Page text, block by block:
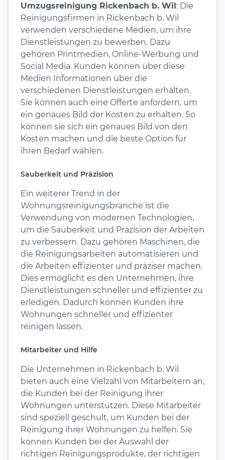
Umzugsreinigung Rickenbach b. Wil: Die
Reinigungsfirmen in Rickenbach b. Wil
verwenden verschiedene Medien, um ihre
Dienstleistungen zu bewerben. Dazu
gehören Printmedien, Online-Werbung und
Social Media. Kunden können über diese
Medien Informationen über die
verschiedenen Dienstleistungen erhalten.
Sie können auch eine Offerte anfordern, um
ein genaues Bild der Kosten zu erhalten. So
können sie sich ein genaues Bild von den
Kosten machen und die beste Option für
ihren Bedarf wählen.
Sauberkeit und Präzision
Ein weiterer Trend in der
Wohnungsreinigungsbranche ist die
Verwendung von modernen Technologien,
um die Sauberkeit und Präzision der Arbeiten
zu verbessern. Dazu gehören Maschinen, die
die Reinigungsarbeiten automatisieren und
die Arbeiten effizienter und präziser machen.
Dies ermöglicht es den Unternehmen, ihre
Dienstleistungen schneller und effizienter zu
erledigen. Dadurch können Kunden ihre
Wohnungen schneller und effizienter
reinigen lassen.
Mitarbeiter und Hilfe
Die Unternehmen in Rickenbach b. Wil
bieten auch eine Vielzahl von Mitarbeitern an,
die Kunden bei der Reinigung ihrer
Wohnungen unterstützen. Diese Mitarbeiter
sind speziell geschult, um Kunden bei der
Reinigung ihrer Wohnungen zu helfen. Sie
können Kunden bei der Auswahl der
richtigen Reinigungsprodukte, der richtigen